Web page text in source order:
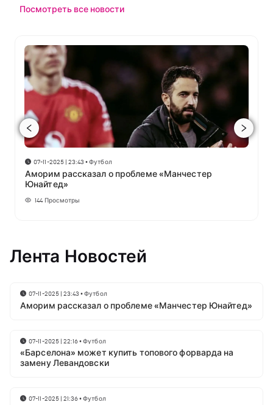
Посмотреть все новости
07-11-2025 | 23:43 •Футбол
Аморим рассказал о проблеме «Манчестер
Юнайтед»
144 Просмотры
Лента Новостей
07-11-2025 | 23:43 •Футбол
Аморим рассказал о проблеме «Манчестер Юнайтед»
07-11-2025 | 22:16•Футбол
«Барселона» может купить топового форварда на
замену Левандовски
07-11-2025 | 21:36•Футбол